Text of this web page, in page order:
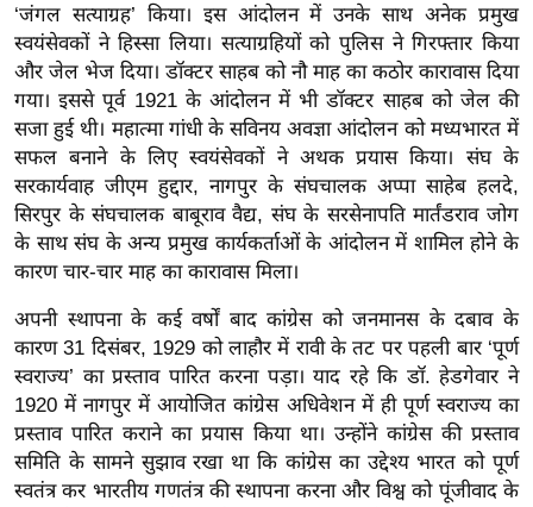
म
नो
रं
ज
न
ज
ग
त
बॉ
वु
ड
हॉ
ली
वु
ड
‘जंगल सत्याग्रह’ किया। इस आंदोलन में उनके साथ अनेक प्रमुख
स्वयंसेवकों ने हिस्सा लिया। सत्याग्रहियों को पुलिस ने गिरफ्तार किया
और जेल भेज दिया। डॉक्टर साहब को नौ माह का कठोर कारावास दिया
गया। इससे पूर्व 1921 के आंदोलन में भी डॉक्टर साहब को जेल की
सजा हुई थी। महात्मा गांधी के सविनय अवज्ञा आंदोलन को मध्यभारत में
सफल बनाने के लिए स्वयंसेवकों ने अथक प्रयास किया। संघ के
सरकार्यवाह जीएम हुद्दार, नागपुर के संघचालक अप्पा साहेब हलदे,
सिरपुर के संघचालक बाबूराव वैद्य, संघ के सरसेनापति मार्तंडराव जोग
के साथ संघ के अन्य प्रमुख कार्यकर्ताओं के आंदोलन में शामिल होने के
कारण चार-चार माह का कारावास मिला।
अपनी स्थापना के कई वर्षों बाद कांग्रेस को जनमानस के दबाव के
कारण 31 दिसंबर, 1929 को लाहौर में रावी के तट पर पहली बार ‘पूर्ण
स्वराज्य’ का प्रस्ताव पारित करना पड़ा। याद रहे कि डॉ. हेडगेवार ने
1920 में नागपुर में आयोजित कांग्रेस अधिवेशन में ही पूर्ण स्वराज्य का
प्रस्ताव पारित कराने का प्रयास किया था। उन्होंने कांग्रेस की प्रस्ताव
समिति के सामने सुझाव रखा था कि कांग्रेस का उद्देश्य भारत को पूर्ण
स्वतंत्र कर भारतीय गणतंत्र की स्थापना करना और विश्व को पूंजीवाद के